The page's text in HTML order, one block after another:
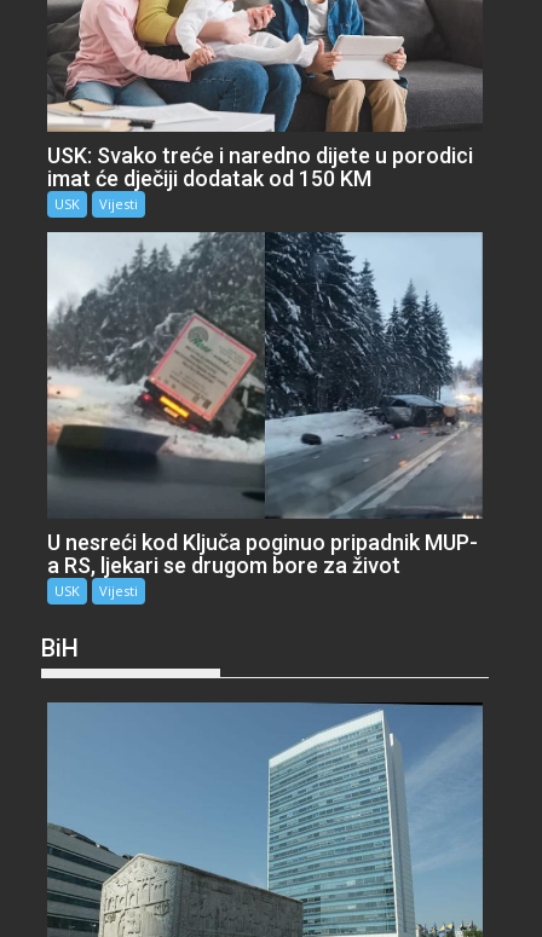
USK: Svako treće i naredno dijete u porodici
imat će dječiji dodatak od 150 KM
USK Vijesti
U nesreći kod Ključa poginuo pripadnik MUP-
a RS, ljekari se drugom bore za život
USK Vijesti
BiH